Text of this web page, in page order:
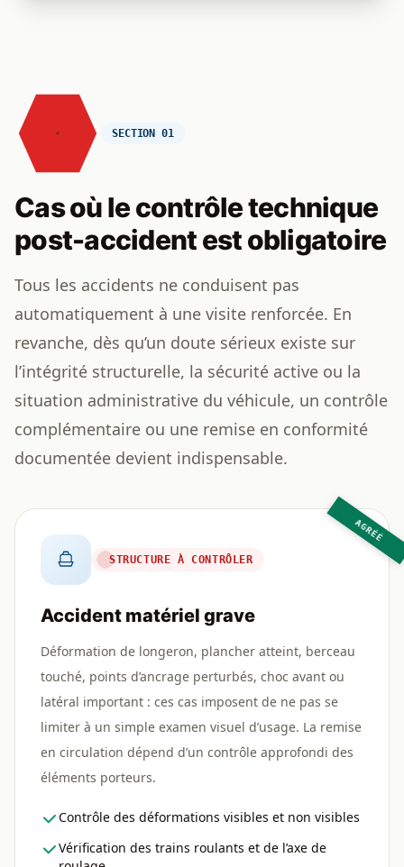
SECTION 01
Cas où le contrôle technique
post-accident est obligatoire
Tous les accidents ne conduisent pas
automatiquement à une visite renforcée. En
revanche, dès qu’un doute sérieux existe sur
l’intégrité structurelle, la sécurité active ou la
situation administrative du véhicule, un contrôle
complémentaire ou une remise en conformité
documentée devient indispensable.
AGRÉÉ
STRUCTURE À CONTRÔLER
Accident matériel grave
Déformation de longeron, plancher atteint, berceau
touché, points d’ancrage perturbés, choc avant ou
latéral important : ces cas imposent de ne pas se
limiter à un simple examen visuel d’usage. La remise
en circulation dépend d’un contrôle approfondi des
éléments porteurs.
Contrôle des déformations visibles et non visibles
Vérification des trains roulants et de l’axe de